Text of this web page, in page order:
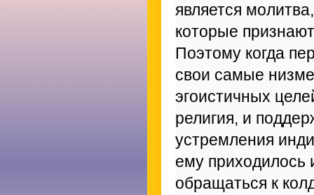
является
которые
Поэтому когда
свои самые
эгоистичных
религия, и
устремления
ему приходилось
обращаться к